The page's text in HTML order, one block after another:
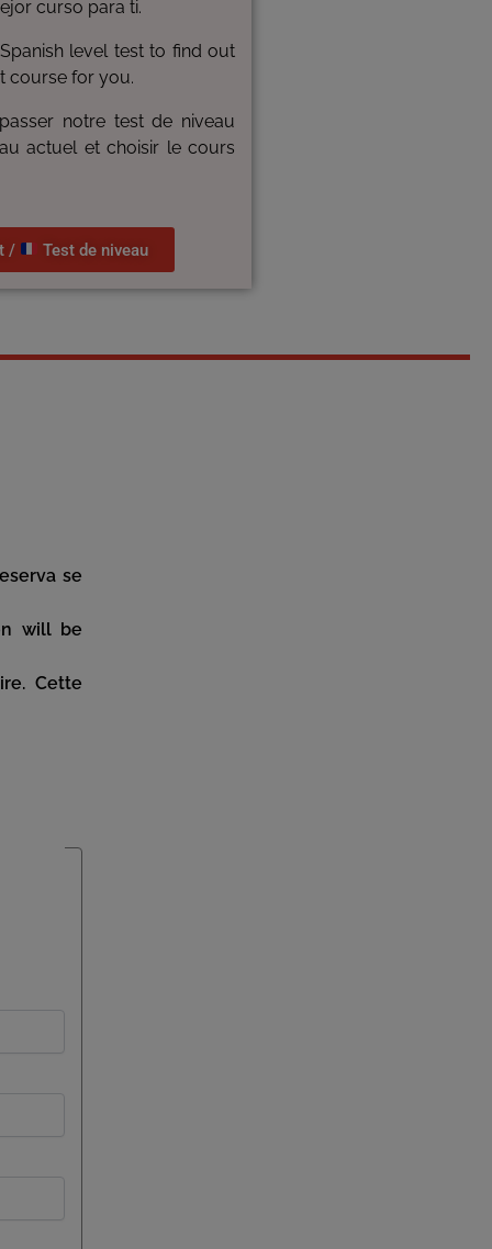
curso para ti.
level test to find out
course for you.
notre test de niveau
actuel et choisir le cours
/ Test de niveau
se
will be
Cette